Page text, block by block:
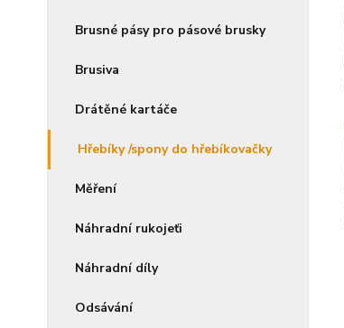
Brusné pásy pro pásové brusky
Brusiva
Drátěné kartáče
Hřebíky /spony do hřebíkovačky
Měření
Náhradní rukojeťi
Náhradní díly
Odsávání